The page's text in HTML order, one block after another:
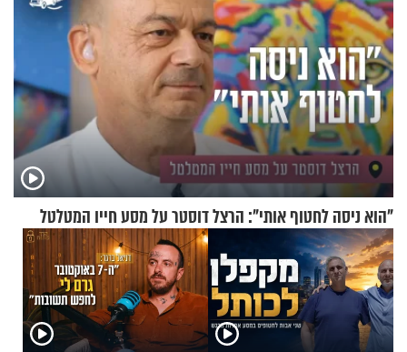
"הוא ניסה לחטוף אותי": הרצל דוסטר על מסע חייו המטלטל